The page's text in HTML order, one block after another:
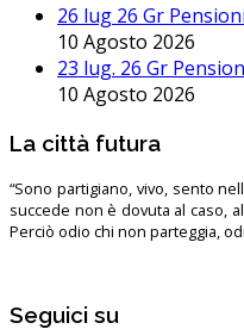
26 lug 26 Gr
10 Agosto 2026
23 lug. 26 Gr
10 Agosto 2026
La città futura
“Sono partigiano, vivo, sento
succede non è dovuta al caso,
Perciò odio chi non parteggia,
Seguici su